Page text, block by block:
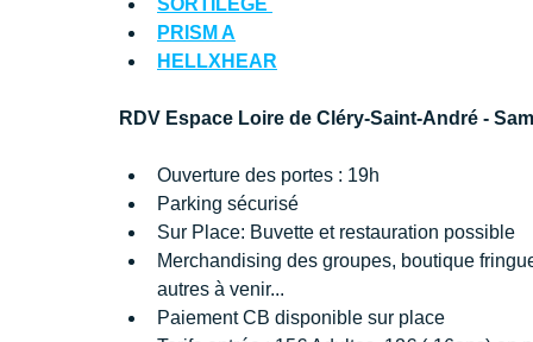
SORTILEGE
PRISM A
HELLXHEAR
RDV Espace Loire de Cléry-Saint-André -
Ouverture des portes : 19h
Parking sécurisé
Sur Place: Buvette et restauration possible
Merchandising des groupes, boutique
autres à venir...
Paiement CB disponible sur place